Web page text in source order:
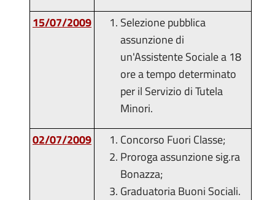
15/07/2009
Selezione pubblica
assunzione di
un'Assistente Sociale a 18
ore a tempo determinato
per il Servizio di Tutela
Minori.
02/07/2009
Concorso Fuori Classe;
Proroga assunzione sig.ra
Bonazza;
Graduatoria Buoni Sociali.